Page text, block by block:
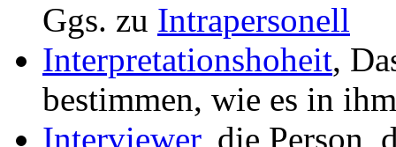
Ggs. zu Intrapersonell
Interpretationshoheit,
bestimmen, wie es in
Interviewer, die Person,